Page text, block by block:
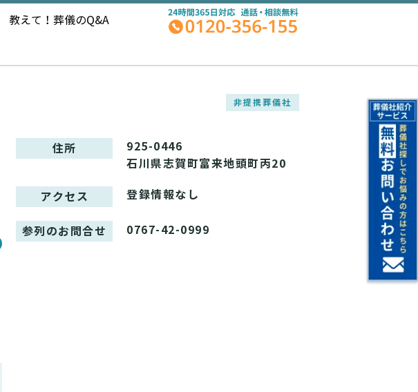
教えて！ 葬儀のQ&A
非提携葬儀社
住所
925-0446
石川県志賀町富来地頭町丙20
アクセス 登録情報なし
参列のお問合せ 0767-42-0999